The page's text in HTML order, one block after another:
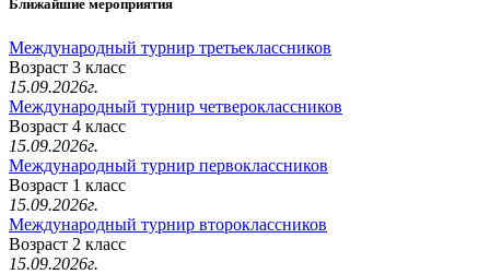
Ближайшие мероприятия
Международный турнир третьеклассников
Возраст 3 класс
15.09.2026г.
Международный турнир четвероклассников
Возраст 4 класс
15.09.2026г.
Международный турнир первоклассников
Возраст 1 класс
15.09.2026г.
Международный турнир второклассников
Возраст 2 класс
15.09.2026г.